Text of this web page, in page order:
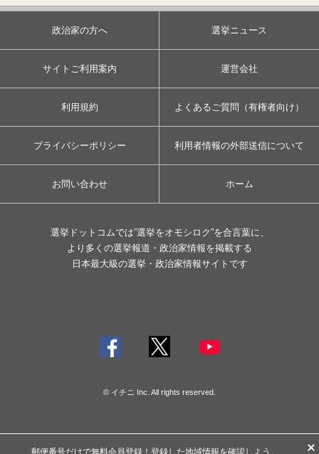
政治家の方へ 選挙ニュース
サイトご利用案内 運営会社
利用規約 よくあるご質問（有権者向け）
プライバシーポリシー 利用者情報の外部送信について
お問い合わせ ホーム
選挙ドットコムでは”選挙をオモシロク”を合言葉に、
より多くの選挙報道・政治家情報を掲載する
日本最大級の選挙・政治家情報サイトです
© イチニ Inc. All rights reserved.
郵便番号だけで無料会員登録！登録した地域情報を確認しよう。